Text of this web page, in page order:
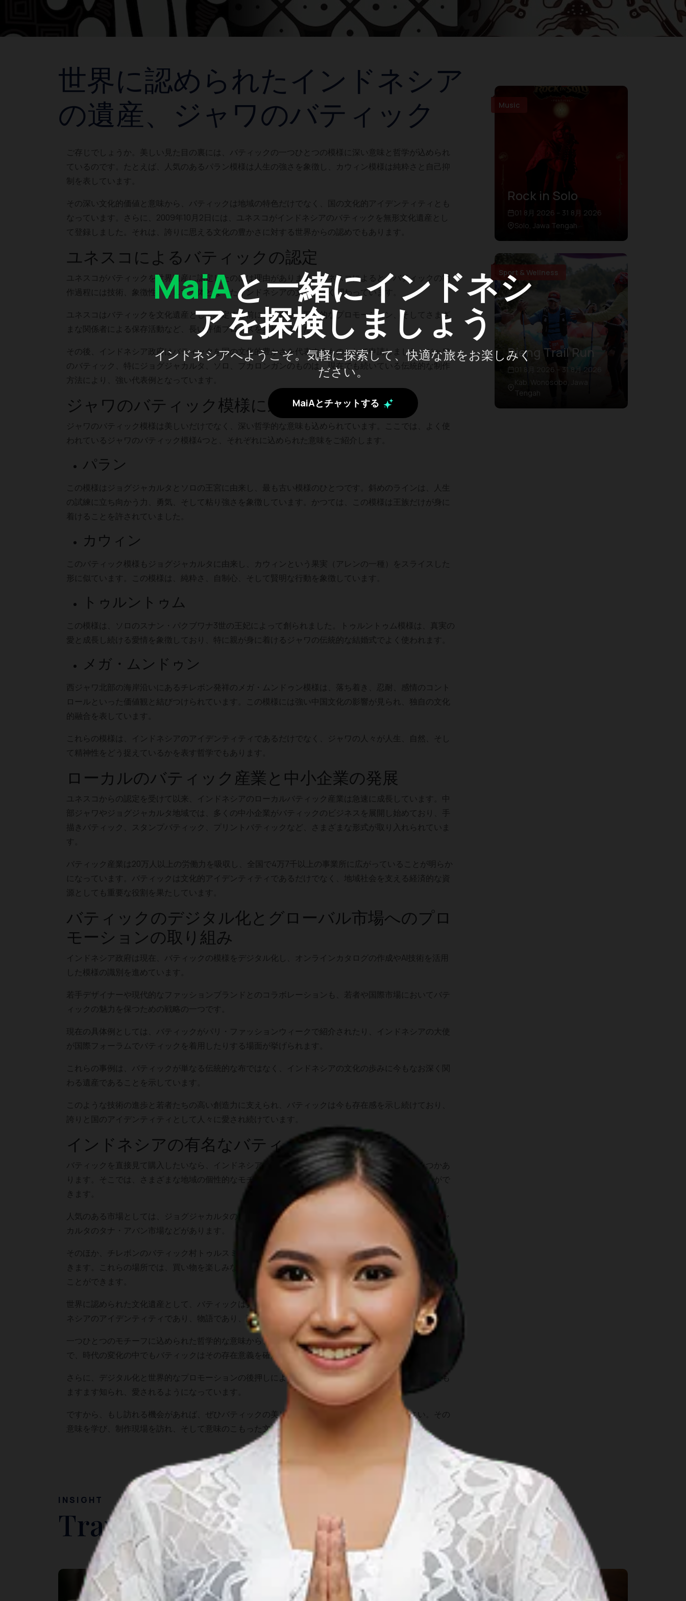
MaiAと一緒にインドネシ
アを探検しましょう
インドネシアへようこそ。気軽に探索して、快適な旅をお楽しみく
ださい。
MaiAとチャットする
世界に認められたインドネシア
の遺産、ジャワのバティック
ご存じでしょうか。美しい見た目の裏には、バティックの一つひとつの模様に深い意味と哲学が込められ
ているのです。たとえば、人気のあるパラン模様は人生の強さを象徴し、カウィン模様は純粋さと自己抑
制を表しています。
その深い文化的価値と意味から、バティックは地域の特色だけでなく、国の文化的アイデンティティとも
なっています。さらに、2009年10月2日には、ユネスコがインドネシアのバティックを無形文化遺産とし
て登録しました。それは、誇りに思える文化の豊かさに対する世界からの認めでもあります。
ユネスコによるバティックの認定
ユネスコがバティックを世界遺産に認定したのには理由があります。ユネスコによると、バティックの制
作過程には技術、象徴性、そして一体となったインドネシアの文化が深く関わっています。
ユネスコはバティックを文化遺産として認定する前に、文書化、国際的なプロモーション、そしてさまざ
まな関係者による保存活動など、長い評価プロセスを実施しました。
その後、インドネシア政府はバティックを国の文化的豊かさを代表するものとして申請しました。ジャワ
のバティック、特にジョグジャカルタ、ソロ、プカロンガンのものは、現在でも続いている伝統的な制作
方法により、強い代表例となっています。
ジャワのバティック模様に込められた意味
ジャワのバティック模様は美しいだけでなく、深い哲学的な意味も込められています。ここでは、よく使
われているジャワのバティック模様4つと、それぞれに込められた意味をご紹介します。
パラン
この模様はジョグジャカルタとソロの王宮に由来し、最も古い模様のひとつです。斜めのラインは、人生
の試練に立ち向かう力、勇気、そして粘り強さを象徴しています。かつては、この模様は王族だけが身に
着けることを許されていました。
カウィン
このバティック模様もジョグジャカルタに由来し、カウィンという果実（アレンの一種）をスライスした
形に似ています。この模様は、純粋さ、自制心、そして賢明な行動を象徴しています。
トゥルントゥム
この模様は、ソロのスナン・パクブワナ3世の王妃によって創られました。トゥルントゥム模様は、真実の
愛と成長し続ける愛情を象徴しており、特に親が身に着けるジャワの伝統的な結婚式でよく使われます。
メガ・ムンドゥン
西ジャワ北部の海岸沿いにあるチレボン発祥のメガ・ムンドゥン模様は、落ち着き、忍耐、感情のコント
ロールといった価値観と結びつけられています。この模様には強い中国文化の影響が見られ、独自の文化
的融合を表しています。
これらの模様は、インドネシアのアイデンティティであるだけでなく、ジャワの人々が人生、自然、そし
て精神性をどう捉えているかを表す哲学でもあります。
ローカルのバティック産業と中小企業の発展
ユネスコからの認定を受けて以来、インドネシアのローカルバティック産業は急速に成長しています。中
部ジャワやジョグジャカルタ地域では、多くの中小企業がバティックのビジネスを展開し始めており、手
描きバティック、スタンプバティック、プリントバティックなど、さまざまな形式が取り入れられていま
す。
バティック産業は20万人以上の労働力を吸収し、全国で4万7千以上の事業所に広がっていることが明らか
になっています。バティックは文化的アイデンティティであるだけでなく、地域社会を支える経済的な資
源としても重要な役割を果たしています。
バティックのデジタル化とグローバル市場へのプロ
モーションの取り組み
インドネシア政府は現在、バティックの模様をデジタル化し、オンラインカタログの作成やAI技術を活用
した模様の識別を進めています。
若手デザイナーや現代的なファッションブランドとのコラボレーションも、若者や国際市場においてバテ
ィックの魅力を保つための戦略の一つです。
現在の具体例としては、バティックがパリ・ファッションウィークで紹介されたり、インドネシアの大使
が国際フォーラムでバティックを着用したりする場面が挙げられます。
これらの事例は、バティックが単なる伝統的な布ではなく、インドネシアの文化の歩みに今もなお深く関
わる遺産であることを示しています。
このような技術の進歩と若者たちの高い創造力に支えられ、バティックは今も存在感を示し続けており、
誇りと国のアイデンティティとして人々に愛され続けています。
インドネシアの有名なバティック市場
バティックを直接見て購入したいなら、インドネシアには訪れるべき有名なバティック市場がいくつかあ
ります。そこでは、さまざまな地域の個性的なモチーフを、物語や独自の魅力とともに見つけることがで
きます。
人気のある市場としては、ジョグジャカルタのブリンハルジョ市場、ソロのクレウェル市場、そしてジャ
カルタのタナ・アバン市場などがあります。
そのほか、チレボンのバティック村トゥルスミや、プカロンガンのストノ・ブテッ市場を訪れることもで
きます。これらの場所では、買い物を楽しみながら、職人たちから直接バティック文化について深く学ぶ
ことができます。
世界に認められた文化遺産として、バティックは美しい模様の布にとどまりません。バティックはインド
ネシアのアイデンティティであり、物語であり、誇りでもあります。
一つひとつのモチーフに込められた哲学的な意味から、成長し続ける地元産業や中小企業の活気に至るま
で、時代の変化の中でもバティックはその存在意義を確かに示し続けています。
さらに、デジタル化と世界的なプロモーションの後押しにより、バティックは国内だけでなく国際的にも
ますます知られ、愛されるようになっています。
ですから、もし訪れる機会があれば、ぜひバティックの美しさをもっと深く味わってみてください。その
意味を学び、制作現場を訪れ、そして意味のこもった文化の一片を持ち帰ってください。
Music
Rock in Solo
01 8月 2026 – 31 8月 2026
Solo, Jawa Tengah
Sport & Wellness
Dieng Trail Run
01 8月 2026 – 31 8月 2026
Kab. Wonosobo, Jawa
Tengah
INSIGHT
Travel Ideas